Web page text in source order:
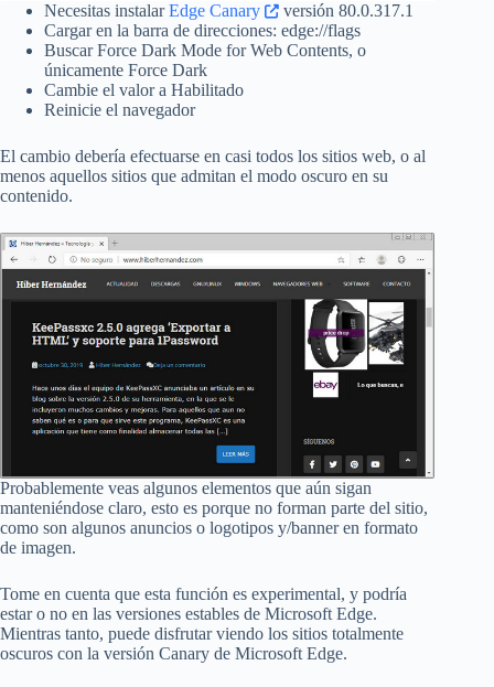
Necesitas instalarEdge Canary
versión 80.0.317.1
Cargar en la barra de direcciones: edge://flags
Buscar Force Dark Mode for Web Contents, o
únicamente Force Dark
Cambie el valor a Habilitado
Reinicie el navegador
El cambio debería efectuarse en casi todos los sitios web, o al
menos aquellos sitios que admitan el modo oscuro en su
contenido.
Probablemente veas algunos elementos que aún sigan
manteniéndose claro, esto es porque no forman parte del sitio,
como son algunos anuncios o logotipos y/banner en formato
de imagen.
Tome en cuenta que esta función es experimental, y podría
estar o no en las versiones estables de Microsoft Edge.
Mientras tanto, puede disfrutar viendo los sitios totalmente
oscuros con la versión Canary de Microsoft Edge.